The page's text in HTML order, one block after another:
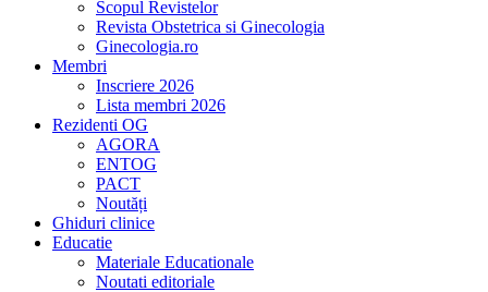
Scopul Revistelor
Revista Obstetrica si Ginecologia
Ginecologia.ro
Membri
Inscriere 2026
Lista membri 2026
Rezidenti OG
AGORA
ENTOG
PACT
Noutăți
Ghiduri clinice
Educatie
Materiale Educationale
Noutati editoriale